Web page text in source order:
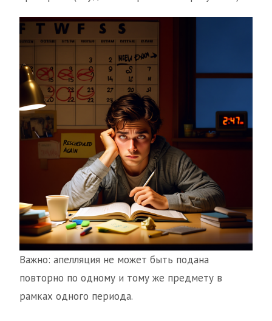
Важно: апелляция не может быть подана
повторно по одному и тому же предмету в
рамках одного периода.